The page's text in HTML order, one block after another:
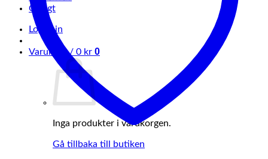
Övrigt
Logga in
Varukorg / 0 kr 0
Inga produkter i varukorgen.
Gå tillbaka till butiken